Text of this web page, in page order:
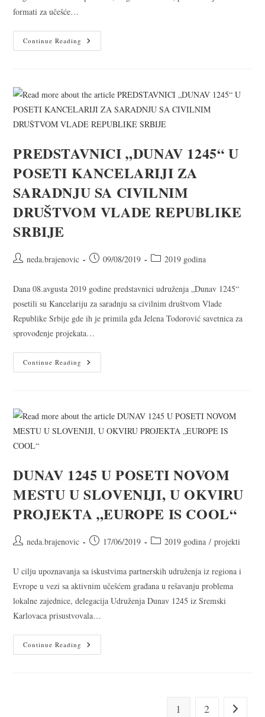
formati za učešće…
Continue Reading
PREDSTAVNICI „DUNAV 1245“ U
POSETI KANCELARIJI ZA
SARADNJU SA CIVILNIM
DRUŠTVOM VLADE REPUBLIKE
SRBIJE
neda.brajenovic 09/08/2019 2019 godina
Dana 08.avgusta 2019 godine predstavnici udruženja „Dunav 1245“
posetili su Kancelariju za saradnju sa civilnim društvom Vlade
Republike Srbije gde ih je primila gđa Jelena Todorović savetnica za
sprovođenje projekata…
Continue Reading
DUNAV 1245 U POSETI NOVOM
MESTU U SLOVENIJI, U OKVIRU
PROJEKTA „EUROPE IS COOL“
neda.brajenovic 17/06/2019 2019 godina / projekti
U cilju upoznavanja sa iskustvima partnerskih udruženja iz regiona i
Evrope u vezi sa aktivnim učešćem građana u rešavanju problema
lokalne zajednice, delegacija Udruženja Dunav 1245 iz Sremski
Karlovaca prisustvovala…
Continue Reading
1 2